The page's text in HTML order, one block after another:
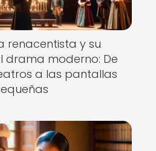
renacentista y su
drama moderno: De
a las pantallas